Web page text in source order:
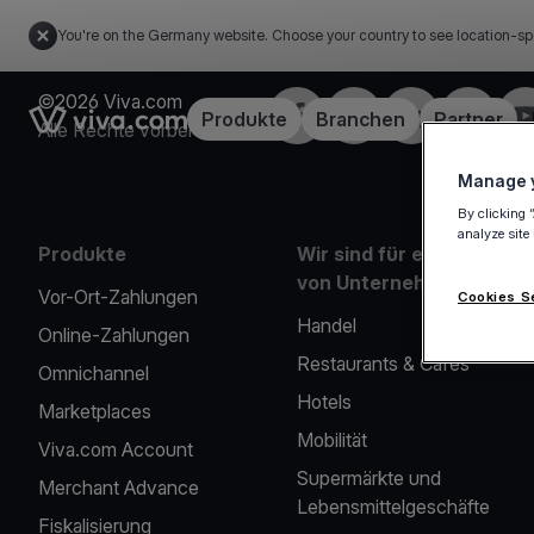
You're on the Germany website. Choose your country to see location-
Link to the homepageProdukte Branchen Partner
©2026 Viva.com
Alle Rechte vorbehalten
Facebook
X LinkedInInstagram
Produkte
Vor-Ort-Zahlungen
Online-Zahlungen
Omnichannel
Marketplaces
Viva.com Account
Merchant Advance
Fiskalisierung
Wir sind für eine Reihe
von Unternehmen da
Handel
Restaurants & Cafés
Hotels
Mobilität
Supermärkte und
Lebensmittelgeschäfte
Manage
By clicking
analyze
Cookies